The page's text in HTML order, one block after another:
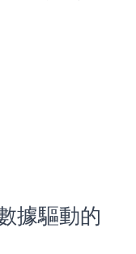
據驅動的